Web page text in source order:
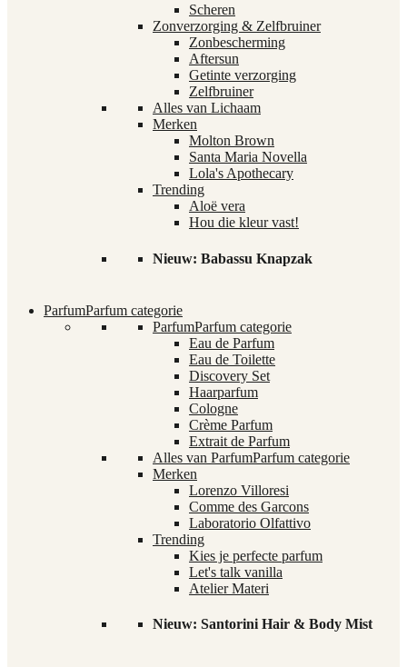
Scheren
Zonverzorging & Zelfbruiner
Zonbescherming
Aftersun
Getinte verzorging
Zelfbruiner
Alles van Lichaam
Merken
Molton Brown
Santa Maria Novella
Lola's Apothecary
Trending
Aloë vera
Hou die kleur vast!
Nieuw: Babassu Knapzak
ParfumParfum categorie
ParfumParfum categorie
Eau de Parfum
Eau de Toilette
Discovery Set
Haarparfum
Cologne
Crème Parfum
Extrait de Parfum
Alles van ParfumParfum categorie
Merken
Lorenzo Villoresi
Comme des Garcons
Laboratorio Olfattivo
Trending
Kies je perfecte parfum
Let's talk vanilla
Atelier Materi
Nieuw: Santorini Hair & Body Mist